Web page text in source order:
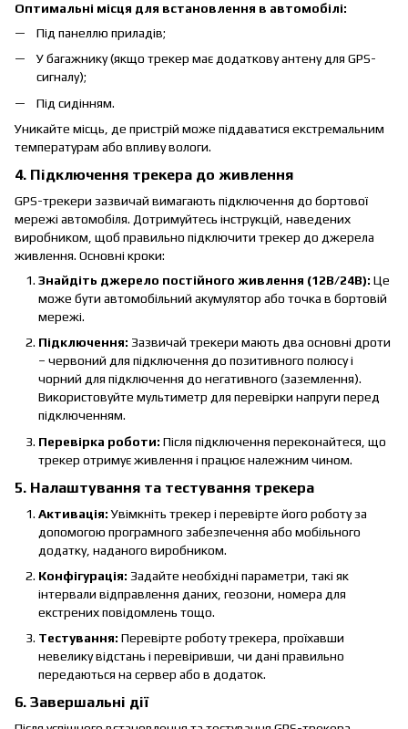
Оптимальні місця для встановлення в автомобілі:
Під панеллю приладів;
У багажнику (якщо трекер має додаткову антену для GPS-
сигналу);
Під сидінням.
Уникайте місць, де пристрій може піддаватися екстремальним
температурам або впливу вологи.
4. Підключення трекера до живлення
GPS-трекери зазвичай вимагають підключення до бортової
мережі автомобіля. Дотримуйтесь інструкцій, наведених
виробником, щоб правильно підключити трекер до джерела
живлення. Основні кроки:
Знайдіть джерело постійного живлення (12В/24В): Це
може бути автомобільний акумулятор або точка в бортовій
мережі.
Підключення: Зазвичай трекери мають два основні дроти
– червоний для підключення до позитивного полюсу і
чорний для підключення до негативного (заземлення).
Використовуйте мультиметр для перевірки напруги перед
підключенням.
Перевірка роботи: Після підключення переконайтеся, що
трекер отримує живлення і працює належним чином.
5. Налаштування та тестування трекера
Активація:Увімкніть трекер і перевірте його роботу за
допомогою програмного забезпечення або мобільного
додатку, наданого виробником.
Конфігурація: Задайте необхідні параметри, такі як
інтервали відправлення даних, геозони, номера для
екстрених повідомлень тощо.
Тестування: Перевірте роботу трекера, проїхавши
невелику відстань і перевіривши, чи дані правильно
передаються на сервер або в додаток.
6. Завершальні дії